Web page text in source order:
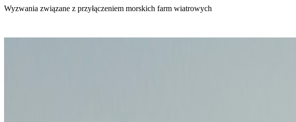
Wyzwania związane z przyłączeniem morskich farm wiatrowych